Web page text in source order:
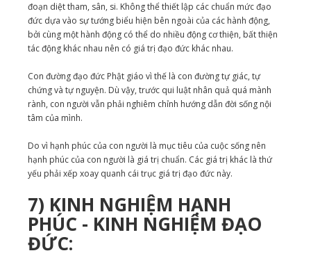
đoạn diệt tham, sân, si. Không thể thiết lập các chuẩn mức đạo
đức dựa vào sự tướng biểu hiện bên ngoài của các hành động,
bởi cùng một hành động có thể do nhiều động cơ thiện, bất thiện
tác động khác nhau nên có giá trị đạo đức khác nhau.
Con đường đạo đức Phật giáo vì thế là con đường tự giác, tự
chứng và tự nguyện. Dù vậy, trước qui luật nhân quả quá mành
rành, con người vẫn phải nghiêm chỉnh hướng dẫn đời sống nội
tâm của mình.
Do vì hạnh phúc của con người là mục tiêu của cuộc sống nên
hạnh phúc của con người là giá trị chuẩn. Các giá trị khác là thứ
yếu phải xếp xoay quanh cái trục giá trị đạo đức này.
7) KINH NGHIỆM HẠNH
PHÚC - KINH NGHIỆM ĐẠO
ĐỨC: